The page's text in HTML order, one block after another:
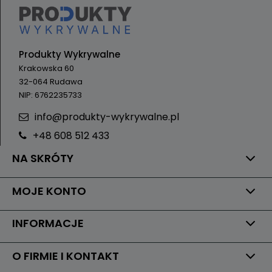
NA SKRÓTY
MOJE KONTO
INFORMACJE
O FIRMIE I KONTAKT
Produkty Wykrywalne
Krakowska 60
32-064 Rudawa
NIP: 6762235733
info@produkty-wykrywalne.pl
+48 608 512 433